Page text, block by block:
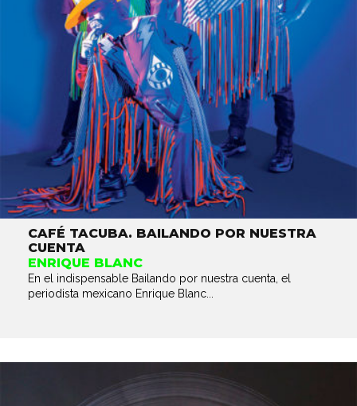
CAFÉ TACUBA. BAILANDO POR NUESTRA
CUENTA
ENRIQUE BLANC
En el indispensable Bailando por nuestra cuenta, el
periodista mexicano Enrique Blanc...